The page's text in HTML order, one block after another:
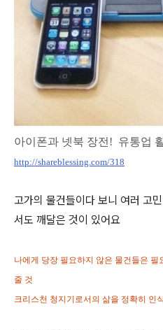
아이폰과 넷북 장전! 유통업
http://shareblessing.com/318
고가의 물건들이다 보니 여러 고
서도 깨달은 것이 있어요
나에게 당장 필요하지 않은 물건들은
줄 것
크리스천 청지기로서의 삶을 정확히 인